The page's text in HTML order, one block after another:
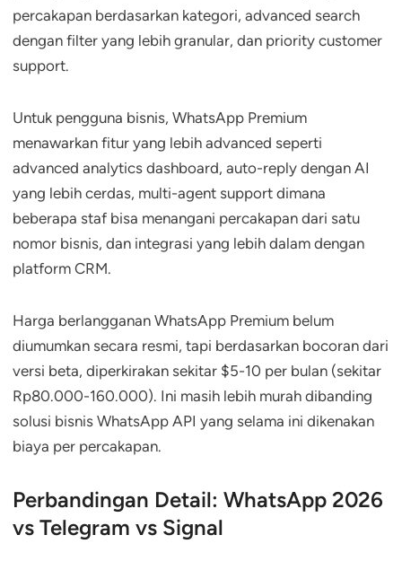
percakapan berdasarkan kategori, advanced search
dengan filter yang lebih granular, dan priority customer
support.
Untuk pengguna bisnis, WhatsApp Premium
menawarkan fitur yang lebih advanced seperti
advanced analytics dashboard, auto-reply dengan AI
yang lebih cerdas, multi-agent support dimana
beberapa staf bisa menangani percakapan dari satu
nomor bisnis, dan integrasi yang lebih dalam dengan
platform CRM.
Harga berlangganan WhatsApp Premium belum
diumumkan secara resmi, tapi berdasarkan bocoran dari
versi beta, diperkirakan sekitar $5-10 per bulan (sekitar
Rp80.000-160.000). Ini masih lebih murah dibanding
solusi bisnis WhatsApp API yang selama ini dikenakan
biaya per percakapan.
Perbandingan Detail: WhatsApp 2026
vs Telegram vs Signal